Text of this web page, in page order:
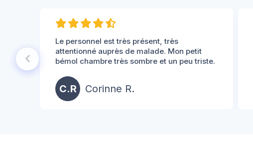
Le personnel est très présent, très
attentionné auprès de malade. Mon petit
bémol chambre très sombre et un peu triste.
C.R Corinne R.